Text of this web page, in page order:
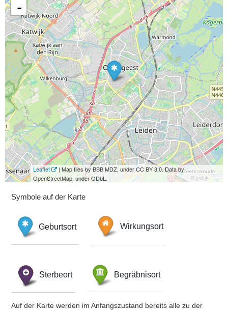
-
Leaflet
| Map tiles by BSB MDZ, under CC BY 3.0. Data by
OpenStreetMap, under ODbL.
Symbole auf der Karte
Geburtsort Wirkungsort
Sterbeort Begräbnisort
Auf der Karte werden im Anfangszustand bereits alle zu der